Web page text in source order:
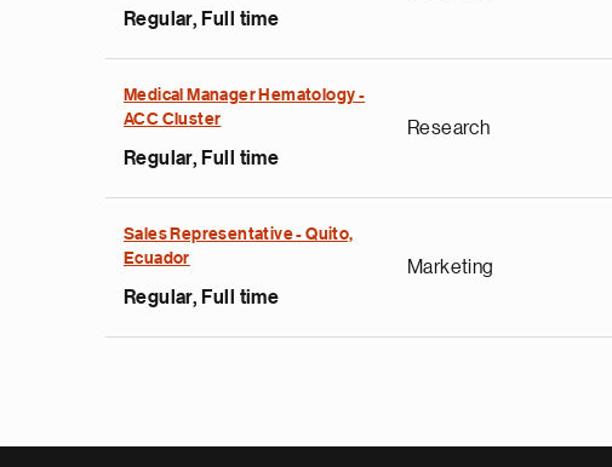
Regular, Full time
Medical Manager Hematology -
ACC Cluster
Regular, Full time
Research
Sales Representative - Quito,
Ecuador
Regular, Full time
Marketing